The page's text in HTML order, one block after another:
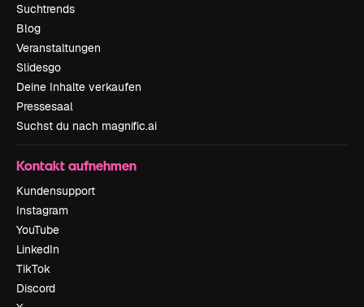
Suchtrends
Blog
Veranstaltungen
Slidesgo
Deine Inhalte verkaufen
Pressesaal
Suchst du nach magnific.ai
Kontakt aufnehmen
Kundensupport
Instagram
YouTube
LinkedIn
TikTok
Discord